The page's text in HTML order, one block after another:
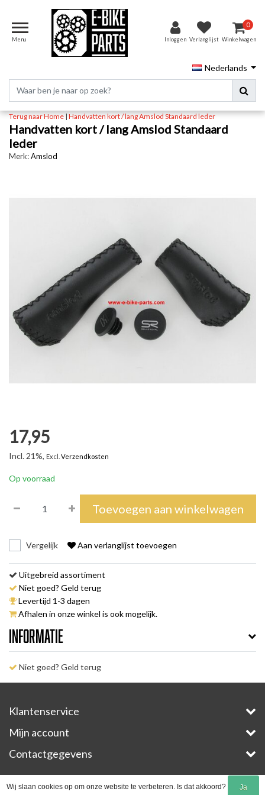
Menu Inloggen Verlanglijst
0
Winkelwagen
Nederlands
Terug naar Home|Handvatten kort / lang Amslod Standaard leder
Handvatten kort / lang Amslod Standaard
leder
Merk:Amslod
17,95
Incl. 21%, Excl. Verzendkosten
Op voorraad
Toevoegen aan winkelwagen
Vergelijk Aan verlanglijst toevoegen
Uitgebreid assortiment
Niet goed? Geld terug
Levertijd 1-3 dagen
Afhalen in onze winkel is ook mogelijk.
Informatie
Niet goed? Geld terug
Klantenservice
Mijn account
Contactgegevens
InStijl Media
Wij slaan cookies op om onze website te verbeteren. Is dat akkoord? Ja